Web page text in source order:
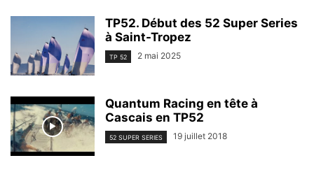
TP52. Début des 52 Super Series
à Saint-Tropez
TP 52 2 mai 2025
Quantum Racing en tête à
Cascais en TP52
52 SUPER SERIES 19 juillet 2018